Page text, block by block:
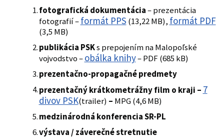
fotografická dokumentácia– prezentácia
fotografií –formát PPS (13,22 MB), formát PDF
(3,5 MB)
publikácia PSKs prepojením na Malopoľské
vojvodstvo –obálka knihy– PDF (685 kB)
prezentačno-propagačné predmety
prezentačný krátkometrážny film o kraji – 7
divov PSK(trailer) – MPG (4,6 MB)
medzinárodná konferencia SR-PL
výstava / záverečné stretnutie